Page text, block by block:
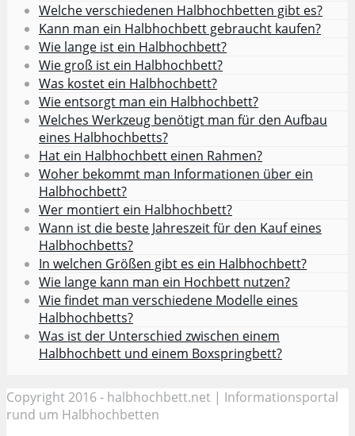
Welche verschiedenen Halbhochbetten gibt es?
Kann man ein Halbhochbett gebraucht kaufen?
Wie lange ist ein Halbhochbett?
Wie groß ist ein Halbhochbett?
Was kostet ein Halbhochbett?
Wie entsorgt man ein Halbhochbett?
Welches Werkzeug benötigt man für den Aufbau
eines Halbhochbetts?
Hat ein Halbhochbett einen Rahmen?
Woher bekommt man Informationen über ein
Halbhochbett?
Wer montiert ein Halbhochbett?
Wann ist die beste Jahreszeit für den Kauf eines
Halbhochbetts?
In welchen Größen gibt es ein Halbhochbett?
Wie lange kann man ein Hochbett nutzen?
Wie findet man verschiedene Modelle eines
Halbhochbetts?
Was ist der Unterschied zwischen einem
Halbhochbett und einem Boxspringbett?
Copyright 2016 - halbhochbett.net | Informationsportal
rund um Halbhochbetten